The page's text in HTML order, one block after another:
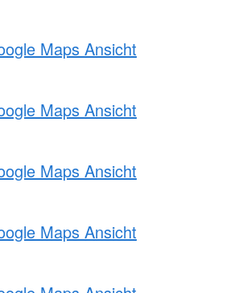
Maps Ansicht
Maps Ansicht
Maps Ansicht
Maps Ansicht